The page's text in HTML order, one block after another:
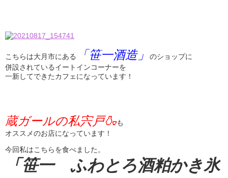
こちらは大月市にある 「笹一酒造」
のショップに
併設されているイートインコーナーを
一新してできたカフェになっています！
蔵ガールの私宍戸🍶も
オススメのお店になっています！
今回私はこちらを食べました。
「笹一 ふわとろ酒粕かき氷